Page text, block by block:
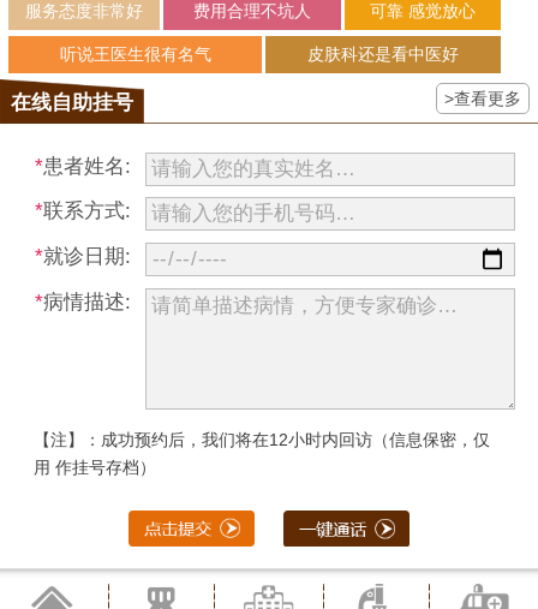
服务态度非常好 费用合理不坑人 可靠 感觉放心
听说王医生很有名气 皮肤科还是看中医好
在线自助挂号 >查看更多
*患者姓名:
*联系方式:
*就诊日期:
*病情描述:
【注】：成功预约后，我们将在12小时内回访（信息保密，仅
用 作挂号存档）